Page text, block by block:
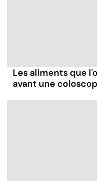
Les aliments que
avant une